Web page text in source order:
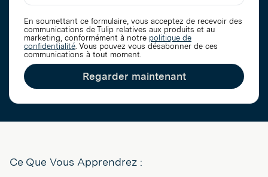
En soumettant ce formulaire, vous acceptez de recevoir des
communications de Tulip relatives aux produits et au
marketing, conformément à notre politique de
confidentialité. Vous pouvez vous désabonner de ces
communications à tout moment.
Regarder maintenant
Ce Que Vous Apprendrez :